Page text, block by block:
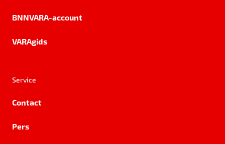
BNNVARA-account
VARAgids
Service
Contact
Pers